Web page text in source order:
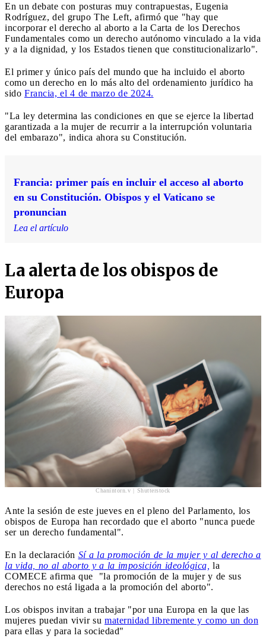
En un debate con posturas muy contrapuestas, Eugenia
Rodríguez, del grupo The Left, afirmó que "hay que
incorporar el derecho al aborto a la Carta de los Derechos
Fundamentales como un derecho autónomo vinculado a la vida
y a la dignidad, y los Estados tienen que constitucionalizarlo".
El primer y único país del mundo que ha incluido el aborto
como un derecho en lo más alto del ordenamiento jurídico ha
sido Francia, el 4 de marzo de 2024.
"La ley determina las condiciones en que se ejerce la libertad
garantizada a la mujer de recurrir a la interrupción voluntaria
del embarazo", indica ahora su Constitución.
Francia: primer país en incluir el acceso al aborto
en su Constitución. Obispos y el Vaticano se
pronuncian
Lea el artículo
La alerta de los obispos de
Europa
Chanintorn.v | Shutterstock
Ante la sesión de este jueves en el pleno del Parlamento, los
obispos de Europa han recordado que el aborto "nunca puede
ser un derecho fundamental".
En la declaración Sí a la promoción de la mujer y al derecho a
la vida, no al aborto y a la imposición ideológica, la
COMECE afirma que "la promoción de la mujer y de sus
derechos no está ligada a la promoción del aborto".
Los obispos invitan a trabajar "por una Europa en la que las
mujeres puedan vivir su maternidad libremente y como un don
para ellas y para la sociedad"